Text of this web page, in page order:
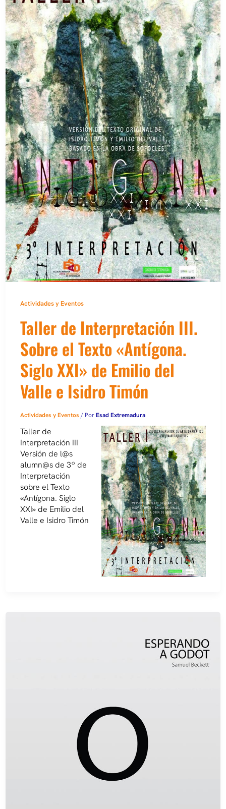
Actividades y Eventos
Taller de Interpretación III.
Sobre el Texto «Antígona.
Siglo XXI» de Emilio del
Valle e Isidro Timón
Actividades y Eventos / PorEsad Extremadura
Taller de
Interpretación III
Versión de l@s
alumn@s de 3º de
Interpretación
sobre el Texto
«Antígona. Siglo
XXI» de Emilio del
Valle e Isidro Timón